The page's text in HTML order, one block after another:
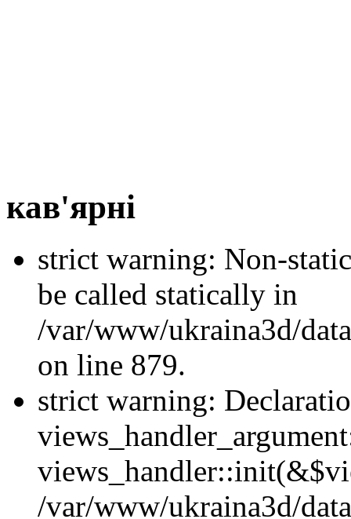
кав'ярні
strict warning: Non-
be called statically in
/var/www/ukraina3d/
on line 879.
strict warning:
/var/www/ukraina3d/